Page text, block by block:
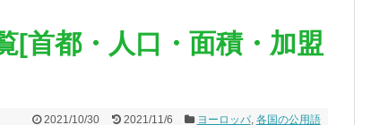
[首都・人口・面積・加盟
2021/10/30 2021/11/6 ヨーロッパ, 各国の公用語